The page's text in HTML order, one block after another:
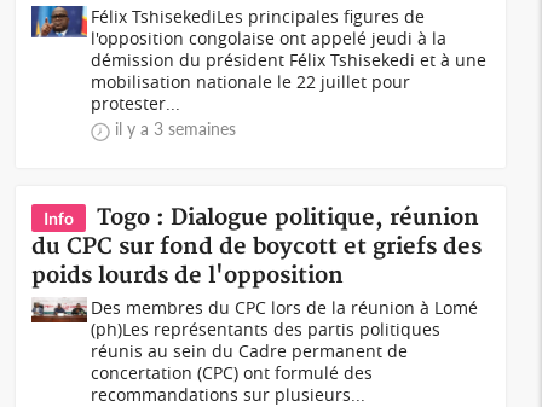
Félix TshisekediLes principales figures de
l'opposition congolaise ont appelé jeudi à la
démission du président Félix Tshisekedi et à une
mobilisation nationale le 22 juillet pour
protester...
il y a 3 semaines
Info
Togo : Dialogue politique, réunion
du CPC sur fond de boycott et griefs des
poids lourds de l'opposition
Des membres du CPC lors de la réunion à Lomé
(ph)Les représentants des partis politiques
réunis au sein du Cadre permanent de
concertation (CPC) ont formulé des
recommandations sur plusieurs...